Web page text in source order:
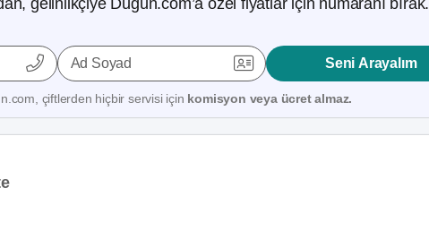
gelinlikçiye Düğün.com’a özel fiyatlar için numaranı bırak.
Ad Soyad Seni Arayalım
çiftlerden hiçbir servisi için komisyon veya ücret almaz.